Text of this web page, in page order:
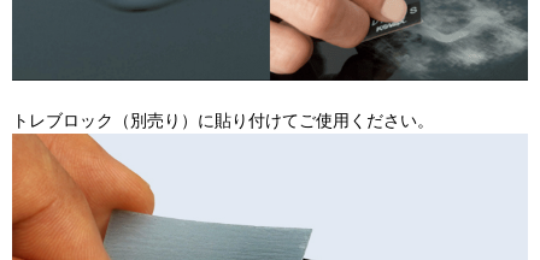
トレブロック（別売り）に貼り付けてご使用ください。